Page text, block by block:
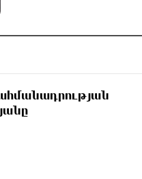
տեղի ունեցած
հրելիս այն լցվել է 29-ամյա
վրա. վերջինս